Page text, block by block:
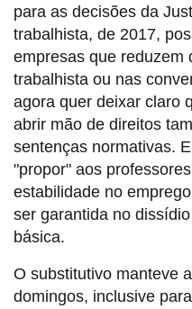
para as decisões da
trabalhista, de 2017,
empresas que reduzem
trabalhista ou nas
agora quer deixar claro
abrir mão de direitos
sentenças normativas.
"propor" aos
estabilidade no
ser garantida no
básica.
O substitutivo manteve
domingos, inclusive